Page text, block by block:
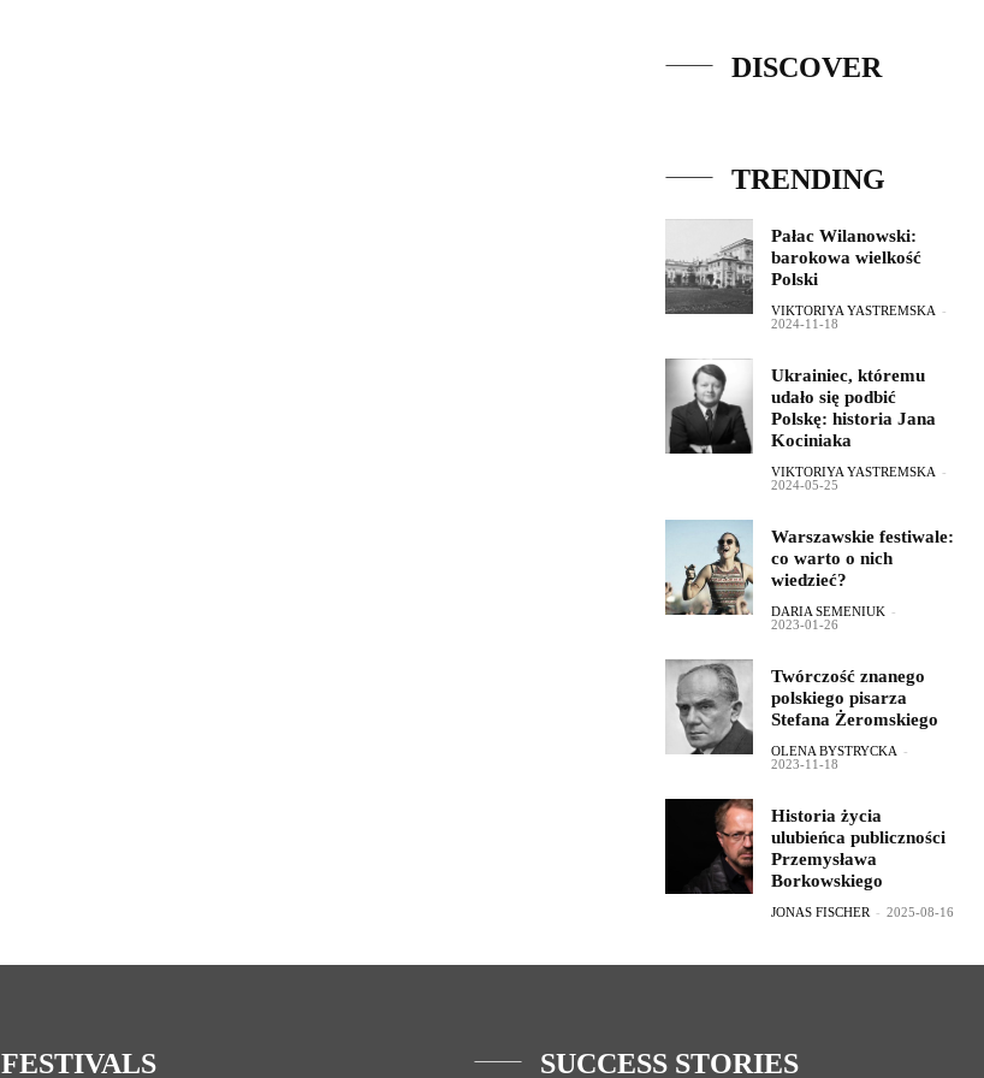
DISCOVER
TRENDING
Pałac Wilanowski:
barokowa wielkość
Polski
VIKTORIYA YASTREMSKA -
2024-11-18
Ukrainiec, któremu
udało się podbić
Polskę: historia Jana
Kociniaka
VIKTORIYA YASTREMSKA -
2024-05-25
Warszawskie festiwale:
co warto o nich
wiedzieć?
DARIA SEMENIUK -
2023-01-26
Twórczość znanego
polskiego pisarza
Stefana Żeromskiego
OLENA BYSTRYCKA -
2023-11-18
Historia życia
ulubieńca publiczności
Przemysława
Borkowskiego
JONAS FISCHER - 2025-08-16
FESTIVALS SUCCESS STORIES